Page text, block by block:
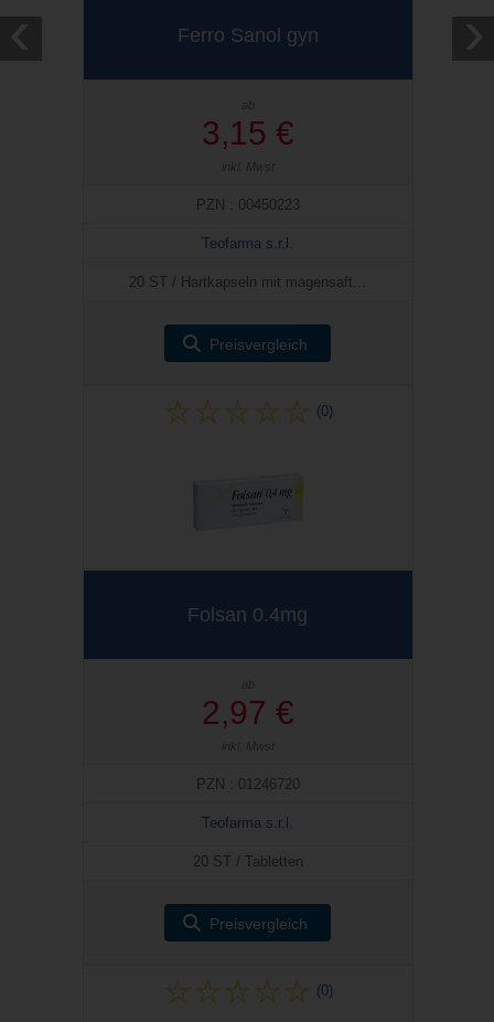
Ferro Sanol gyn
ab
3,15 €
inkl. Mwst
PZN : 00450223
Teofarma s.r.l.
20 ST / Hartkapseln mit magensaft...
Preisvergleich
(0)
Folsan 0.4mg
ab
2,97 €
inkl. Mwst
PZN : 01246720
Teofarma s.r.l.
20 ST / Tabletten
Preisvergleich
(0)